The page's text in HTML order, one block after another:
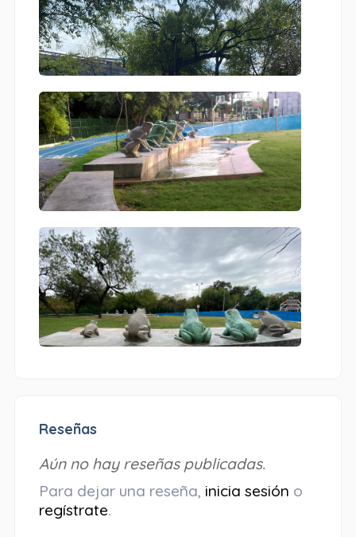
Reseñas
Aún no hay reseñas publicadas.
Para dejar una reseña, inicia sesión o
regístrate.